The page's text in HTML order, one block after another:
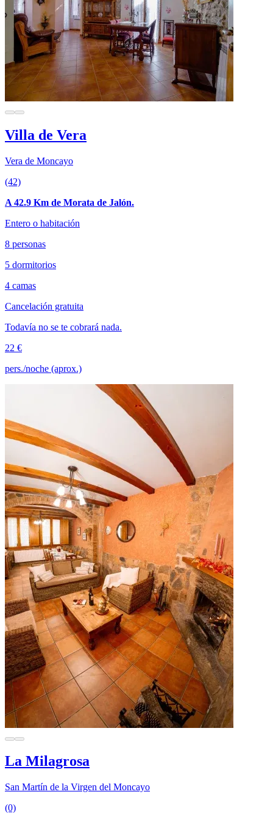
Villa de Vera
Vera de Moncayo
(42)
A 42.9 Km de Morata de Jalón.
Entero o habitación
8 personas
5 dormitorios
4 camas
Cancelación gratuita
Todavía no se te cobrará nada.
22 €
pers./noche (aprox.)
La Milagrosa
San Martín de la Virgen del Moncayo
(0)